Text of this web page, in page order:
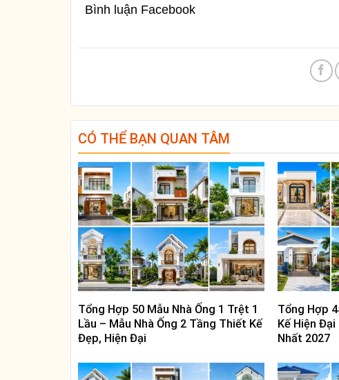
Bình luận Facebook
CÓ THỂ BẠN QUAN TÂM
Tổng Hợp 50 Mẫu Nhà Ống 1 Trệt 1
Lầu – Mẫu Nhà Ống 2 Tầng Thiết Kế
Đẹp, Hiện Đại
Tổng Hợp
Kế Hiện
Nhất 2027